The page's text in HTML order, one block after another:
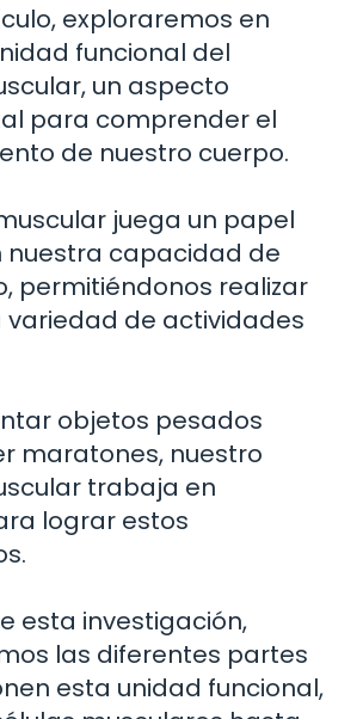
exploraremos en
funcional del
un aspecto
para comprender el
de nuestro cuerpo.
juega un papel
nuestra capacidad de
permitiéndonos realizar
variedad de actividades
objetos pesados
maratones, nuestro
trabaja en
lograr estos
esta investigación,
las diferentes partes
esta unidad funcional,